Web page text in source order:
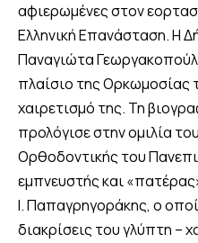
αφιερωμένες στον
Ελληνική Επανάσταση. Η
Παναγιώτα
πλαίσιο της Ορκωμοσίας
χαιρετισμό της. Τη
προλόγισε στην ομιλία
Ορθοδοντικής του
εμπνευστής και
Ι. Παπαγρηγοράκης, ο
διακρίσεις του γλύπτη –